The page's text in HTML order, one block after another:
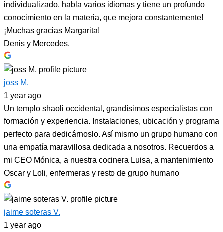
individualizado, habla varios idiomas y tiene un profundo
conocimiento en la materia, que mejora constantemente!
¡Muchas gracias Margarita!
Denis y Mercedes.
joss M.
1 year ago
Un templo shaoli occidental, grandísimos especialistas con
formación y experiencia. Instalaciones, ubicación y programa
perfecto para dedicárnoslo. Así mismo un grupo humano con
una empatía maravillosa dedicada a nosotros. Recuerdos a
mi CEO Mónica, a nuestra cocinera Luisa, a mantenimiento
Oscar y Loli, enfermeras y resto de grupo humano
jaime soteras V.
1 year ago